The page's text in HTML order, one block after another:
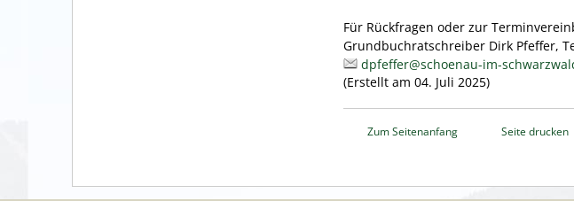
Für Rückfragen oder zur
Grundbuchratschreiber Dirk Pfeffer,
dpfeffer@schoenau-im-
(Erstellt am 04. Juli 2025)
Zum Seitenanfang Seite drucken